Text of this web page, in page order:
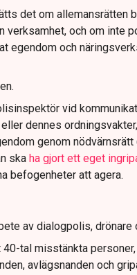
det om allemansrätten
verksamhet, och om inte
egendom och
vid
dennes
genom
ska ha gjort ett eget
befogenheter att agera.
av dialogpolis,
tal misstänkta
avlägsnanden och